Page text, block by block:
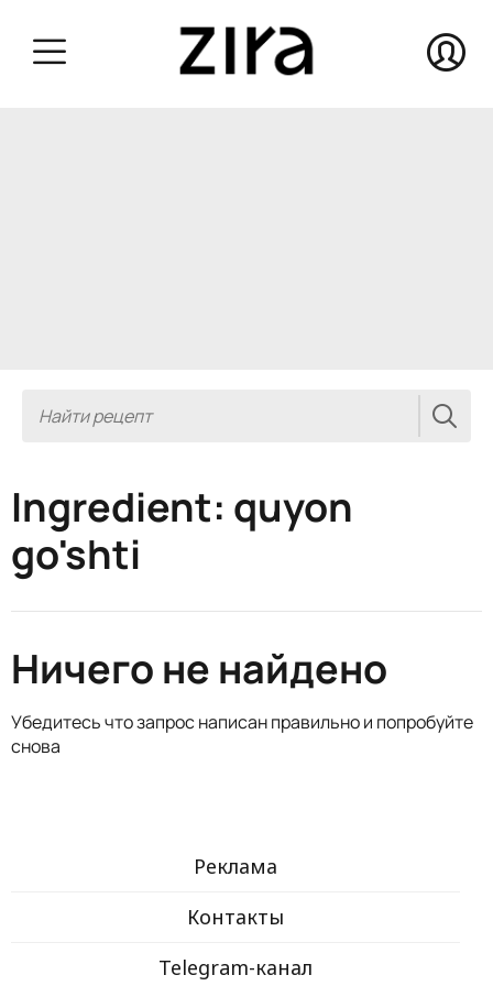
Ingredient: quyon
go'shti
Ничего не найдено
Убедитесь что запрос написан правильно и попробуйте
снова
Реклама
Контакты
Telegram-канал